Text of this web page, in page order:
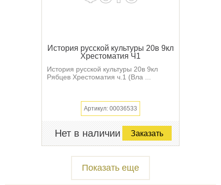
История русской культуры 20в 9кл
Хрестоматия Ч1
История русской культуры 20в 9кл
Рябцев Хрестоматия ч.1 (Вла ...
Артикул: 00036533
Нет в наличии Заказать
Показать еще